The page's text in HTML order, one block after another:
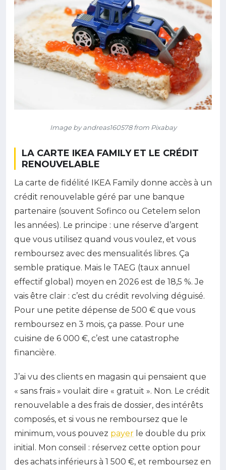
Image by andreas160578 from Pixabay
LA CARTE IKEA FAMILY ET LE CRÉDIT
RENOUVELABLE
La carte de fidélité IKEA Family donne accès à un
crédit renouvelable géré par une banque
partenaire (souvent Sofinco ou Cetelem selon
les années). Le principe : une réserve d’argent
que vous utilisez quand vous voulez, et vous
remboursez avec des mensualités libres. Ça
semble pratique. Mais le TAEG (taux annuel
effectif global) moyen en 2026 est de 18,5 %. Je
vais être clair : c’est du crédit revolving déguisé.
Pour une petite dépense de 500 € que vous
remboursez en 3 mois, ça passe. Pour une
cuisine de 6 000 €, c’est une catastrophe
financière.
J’ai vu des clients en magasin qui pensaient que
« sans frais » voulait dire « gratuit ». Non. Le crédit
renouvelable a des frais de dossier, des intérêts
composés, et si vous ne remboursez que le
minimum, vous pouvez payer le double du prix
initial. Mon conseil : réservez cette option pour
des achats inférieurs à 1 500 €, et remboursez en